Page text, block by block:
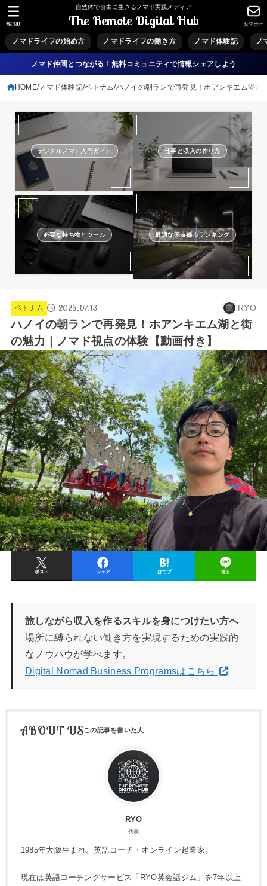
自然体で自由に生きるノマド実践メディア
The Remote Digital Hub
ノマドライフの始め方 ノマドライフの働き方 ノマド体験記 ノ
お問合せ
MENU
ノマド仲間とつながる！無料コミュニティで情報シェアしよう
HOME ノマド体験記 ベトナム ハノイの朝ランで再発見！ホアンキエム湖と
デジタルノマド入門ガイド 仕事と収入の作り方
必要な持ち物とツール 最適な国＆都市ランキング
ベトナム 2025.07.13 RYO
ハノイの朝ランで再発見！ホアンキエム湖と街
の魅力｜ノマド視点の体験【動画付き】
ポスト シェア はてブ 送る
旅しながら収入を作るスキルを身につけたい方へ
場所に縛られない働き方を実現するための実践的
なノウハウが学べます。
Digital Nomad Business Programsはこちら
ABOUT US
RYO
代表
1985年大阪生まれ。英語コーチ・オンライン起業家。
現在は英語コーチングサービス「RYO英会話ジム」を7年以上